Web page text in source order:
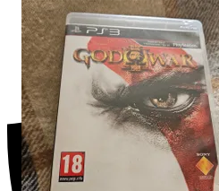
Ersättning om du inte får din